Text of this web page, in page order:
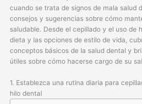
cuando se trata de signos de mala salud
consejos y sugerencias sobre cómo
saludable. Desde el cepillado y el uso de
dieta y las opciones de estilo de vida,
conceptos básicos de la salud dental y
útiles sobre cómo hacerse cargo de su
1. Establezca una rutina diaria para
hilo dental